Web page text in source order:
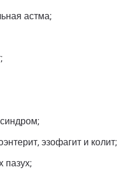
астма;
эзофагит и колит;
пазух;